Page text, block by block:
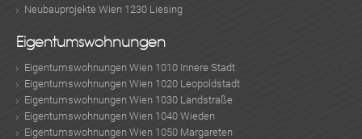
Neubauprojekte Wien 1230 Liesing
Eigentumswohnungen
Eigentumswohnungen Wien 1010 Innere Stadt
Eigentumswohnungen Wien 1020 Leopoldstadt
Eigentumswohnungen Wien 1030 Landstraße
Eigentumswohnungen Wien 1040 Wieden
Eigentumswohnungen Wien 1050 Margareten